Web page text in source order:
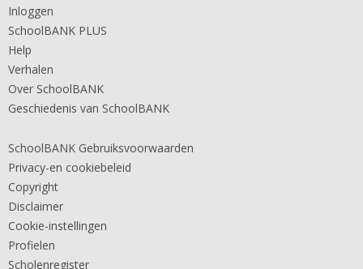
Inloggen
SchoolBANK PLUS
Help
Verhalen
Over SchoolBANK
Geschiedenis van SchoolBANK
SchoolBANK Gebruiksvoorwaarden
Privacy-en cookiebeleid
Copyright
Disclaimer
Cookie-instellingen
Profielen
Scholenregister